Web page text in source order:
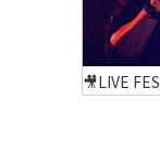
🎥LIVE FES